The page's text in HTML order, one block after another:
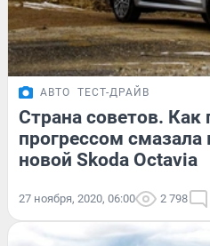
АВТО ТЕСТ-ДРАЙВ
Страна советов. Как
прогрессом смазала
новой Skoda Octavia
27 ноября, 2020, 06:00 2 798